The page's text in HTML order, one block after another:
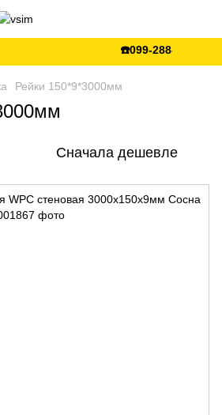
☎️099-288-99-66 💵Є
Рейки 150*9*3000мм
Сначала дешевле